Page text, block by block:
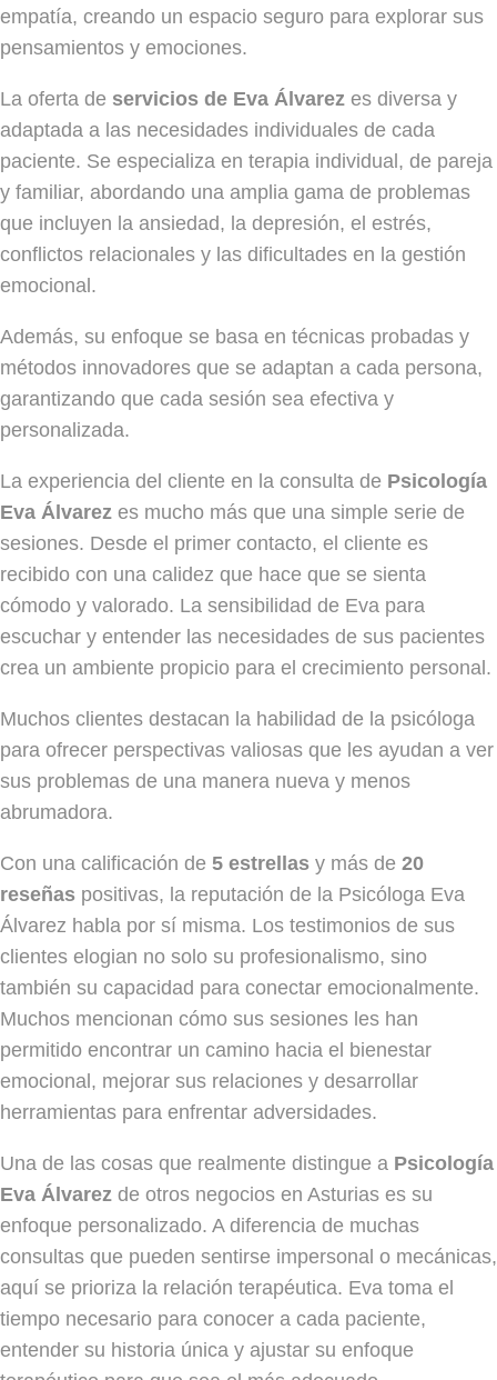
empatía, creando un espacio seguro para explorar sus
pensamientos y emociones.
La oferta de servicios de Eva Álvarez es diversa y
adaptada a las necesidades individuales de cada
paciente. Se especializa en terapia individual, de pareja
y familiar, abordando una amplia gama de problemas
que incluyen la ansiedad, la depresión, el estrés,
conflictos relacionales y las dificultades en la gestión
emocional.
Además, su enfoque se basa en técnicas probadas y
métodos innovadores que se adaptan a cada persona,
garantizando que cada sesión sea efectiva y
personalizada.
La experiencia del cliente en la consulta de Psicología
Eva Álvarez es mucho más que una simple serie de
sesiones. Desde el primer contacto, el cliente es
recibido con una calidez que hace que se sienta
cómodo y valorado. La sensibilidad de Eva para
escuchar y entender las necesidades de sus pacientes
crea un ambiente propicio para el crecimiento personal.
Muchos clientes destacan la habilidad de la psicóloga
para ofrecer perspectivas valiosas que les ayudan a ver
sus problemas de una manera nueva y menos
abrumadora.
Con una calificación de 5 estrellas y más de 20
reseñas positivas, la reputación de la Psicóloga Eva
Álvarez habla por sí misma. Los testimonios de sus
clientes elogian no solo su profesionalismo, sino
también su capacidad para conectar emocionalmente.
Muchos mencionan cómo sus sesiones les han
permitido encontrar un camino hacia el bienestar
emocional, mejorar sus relaciones y desarrollar
herramientas para enfrentar adversidades.
Una de las cosas que realmente distingue a Psicología
Eva Álvarez de otros negocios en Asturias es su
enfoque personalizado. A diferencia de muchas
consultas que pueden sentirse impersonal o mecánicas,
aquí se prioriza la relación terapéutica. Eva toma el
tiempo necesario para conocer a cada paciente,
entender su historia única y ajustar su enfoque